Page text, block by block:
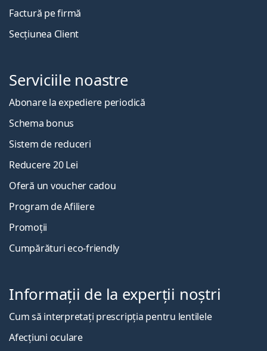
Factură pe firmă
Secțiunea Client
Serviciile noastre
Abonare la expediere periodică
Schema bonus
Sistem de reduceri
Reducere 20 Lei
Oferă un voucher cadou
Program de Afiliere
Promoții
Cumpărături eco-friendly
Informații de la experții noștri
Cum să interpretați prescripția pentru lentilele
Afecțiuni oculare